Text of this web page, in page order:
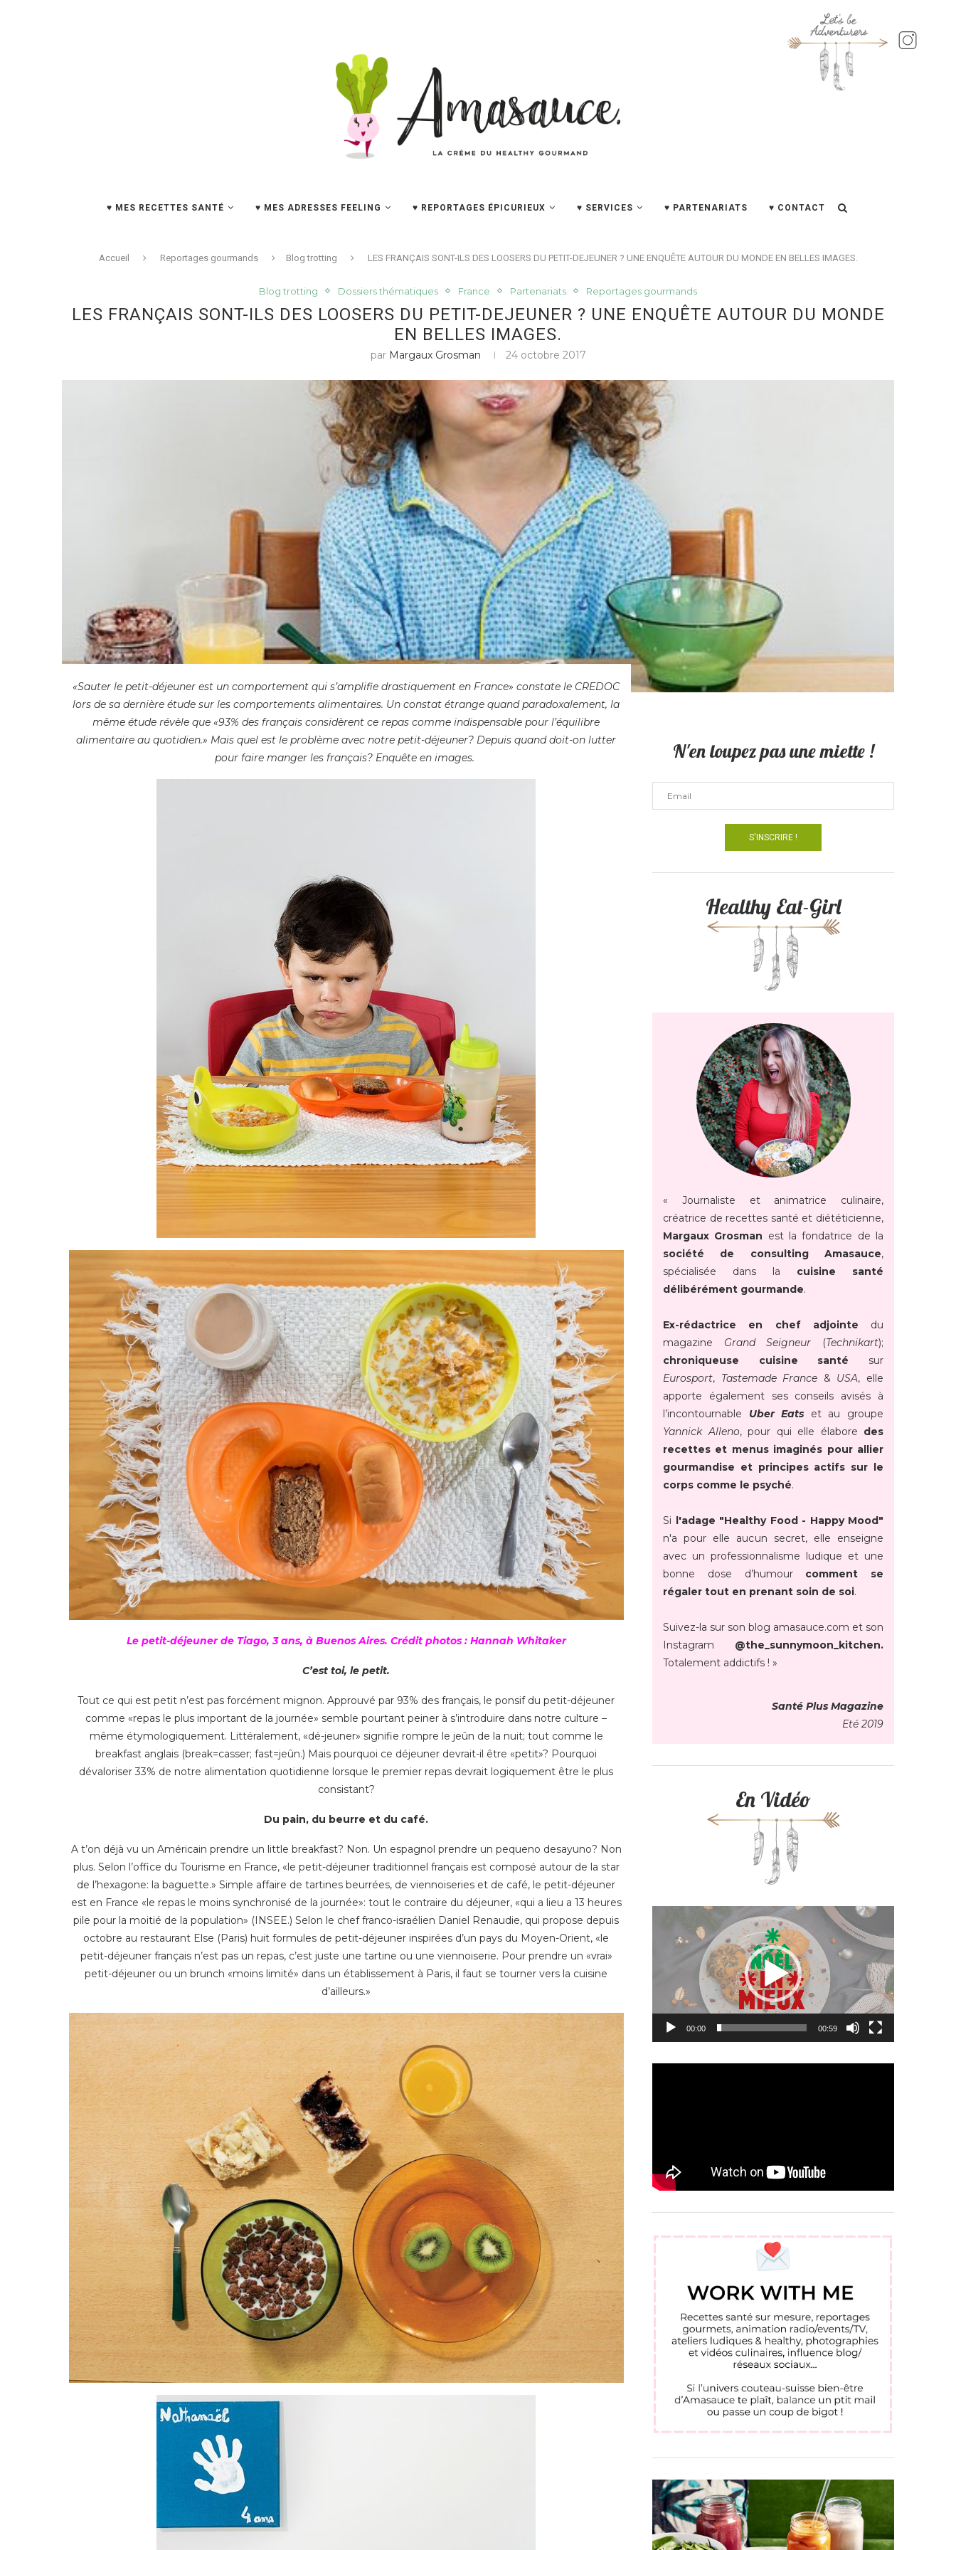
♥ MES RECETTES SANTÉ ♥ MES ADRESSES FEELING ♥ REPORTAGES ÉPICURIEUX ♥ SERVICES ♥ PARTENARIATS ♥ CONTACT
Accueil Reportages gourmands Blog trotting LES FRANÇAIS SONT-ILS DES LOOSERS DU PETIT-DEJEUNER ? UNE ENQUÊTE AUTOUR DU MONDE EN BELLES IMAGES.
Blog trotting Dossiers thématiques France Partenariats Reportages gourmands
LES FRANÇAIS SONT-ILS DES LOOSERS DU PETIT-DEJEUNER ? UNE ENQUÊTE AUTOUR DU MONDE
EN BELLES IMAGES.
par Margaux Grosman 24 octobre 2017
«Sauter le petit-déjeuner est un comportement qui s’amplifie drastiquement en France» constate le CREDOC
lors de sa dernière étude sur les comportements alimentaires. Un constat étrange quand paradoxalement, la
même étude révèle que «93% des français considèrent ce repas comme indispensable pour l’équilibre
alimentaire au quotidien.» Mais quel est le problème avec notre petit-déjeuner? Depuis quand doit-on lutter
pour faire manger les français? Enquête en images.
Le petit-déjeuner de Tiago, 3 ans, à Buenos Aires. Crédit photos : Hannah Whitaker
C’est toi, le petit.
Tout ce qui est petit n’est pas forcément mignon. Approuvé par 93% des français, le ponsif du petit-déjeuner
comme «repas le plus important de la journée» semble pourtant peiner à s’introduire dans notre culture –
même étymologiquement. Littéralement, «dé-jeuner» signifie rompre le jeûn de la nuit; tout comme le
breakfast anglais (break=casser; fast=jeûn.) Mais pourquoi ce déjeuner devrait-il être «petit»? Pourquoi
dévaloriser 33% de notre alimentation quotidienne lorsque le premier repas devrait logiquement être le plus
consistant?
Du pain, du beurre et du café.
A t’on déjà vu un Américain prendre un little breakfast? Non. Un espagnol prendre un pequeno desayuno? Non
plus. Selon l’office du Tourisme en France, «le petit-déjeuner traditionnel français est composé autour de la star
de l’hexagone: la baguette.» Simple affaire de tartines beurrées, de viennoiseries et de café, le petit-déjeuner
est en France «le repas le moins synchronisé de la journée»: tout le contraire du déjeuner, «qui a lieu a 13 heures
pile pour la moitié de la population» (INSEE.) Selon le chef franco-israélien Daniel Renaudie, qui propose depuis
octobre au restaurant Else (Paris) huit formules de petit-déjeuner inspirées d’un pays du Moyen-Orient, «le
petit-déjeuner français n’est pas un repas, c’est juste une tartine ou une viennoiserie. Pour prendre un «vrai»
petit-déjeuner ou un brunch «moins limité» dans un établissement à Paris, il faut se tourner vers la cuisine
d’ailleurs.»
N'en loupez pas une miette !
Healthy Eat-Girl
« Journaliste et animatrice culinaire,
créatrice de recettes santé et diététicienne,
Margaux Grosman est la fondatrice de la
société de consulting Amasauce,
spécialisée dans la cuisine santé
délibérément gourmande.
Ex-rédactrice en chef adjointe du
magazine Grand Seigneur (Technikart);
chroniqueuse cuisine santé sur
Eurosport, Tastemade France & USA, elle
apporte également ses conseils avisés à
l’incontournable Uber Eats et au groupe
Yannick Alleno, pour qui elle élabore des
recettes et menus imaginés pour allier
gourmandise et principes actifs sur le
corps comme le psyché.
Si l'adage "Healthy Food - Happy Mood"
n'a pour elle aucun secret, elle enseigne
avec un professionnalisme ludique et une
bonne dose d’humour comment se
régaler tout en prenant soin de soi.
Suivez-la sur son blog amasauce.com et son
Instagram @the_sunnymoon_kitchen.
Totalement addictifs ! »
Santé Plus Magazine
Eté 2019
En Vidéo
00:00 00:59